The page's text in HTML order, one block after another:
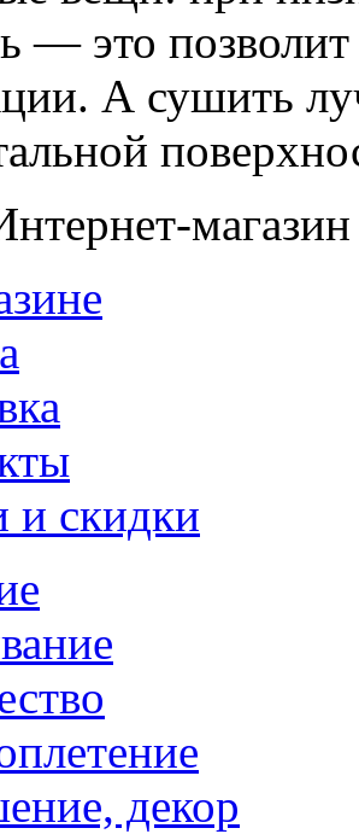
— это позволит
А сушить
и скидки
декор